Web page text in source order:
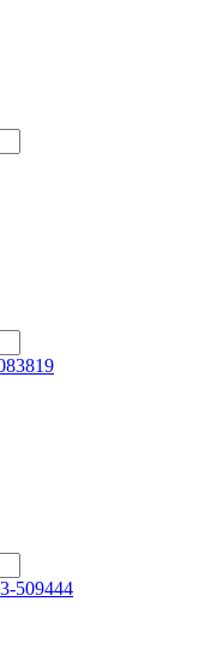
509444